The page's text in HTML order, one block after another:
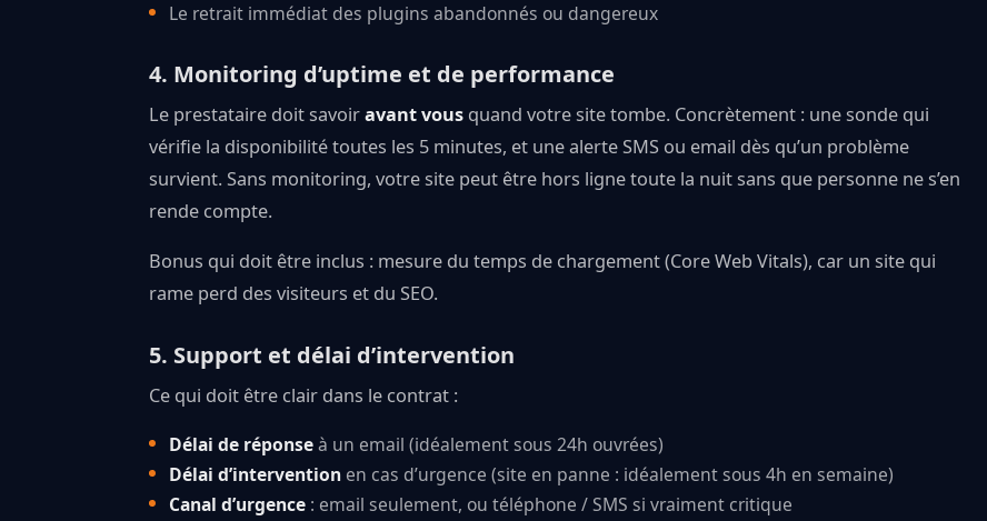
Le retrait immédiat des plugins abandonnés ou dangereux
4. Monitoring d’uptime et de performance
Le prestataire doit savoiravant vous quand votre site tombe. Concrètement : une sonde qui
vérifie la disponibilité toutes les 5 minutes, et une alerte SMS ou email dès qu’un problème
survient. Sans monitoring, votre site peut être hors ligne toute la nuit sans que personne ne s’en
rende compte.
Bonus qui doit être inclus : mesure du temps de chargement (Core Web Vitals), car un site qui
rame perd des visiteurs et du SEO.
5. Support et délai d’intervention
Ce qui doit être clair dans le contrat :
Délai de réponseà un email (idéalement sous 24h ouvrées)
Délai d’intervention en cas d’urgence (site en panne : idéalement sous 4h en semaine)
Canal d’urgence : email seulement, ou téléphone / SMS si vraiment critique